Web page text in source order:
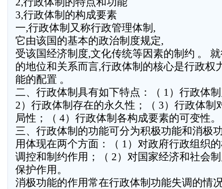
3,行政体制的构成要素
一,行政体制又称行政管理体制,
它由该国的基本的政治制度规定,
受该国经济制度,文化传统等因素的制约 。
的地位和关系而言,行政体制的核心是行政权
能的配置 。
二、行政体制具有如下特点：（ 1）行政体
2）行政体制存在的永久性；（ 3）行政体制
局性；（ 4）行政体制各构成要素的可变性。
三、行政体制的功能可分为积极功能和消极
用体现在两个方面：（ 1）对政府行政组织
调控和制约作用；（ 2）对国家经济和社会
保护作用。
消极功能的作用常在行政体制功能失调的情